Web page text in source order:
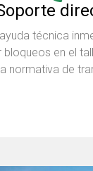
técnica
bloqueos en el
normativa de